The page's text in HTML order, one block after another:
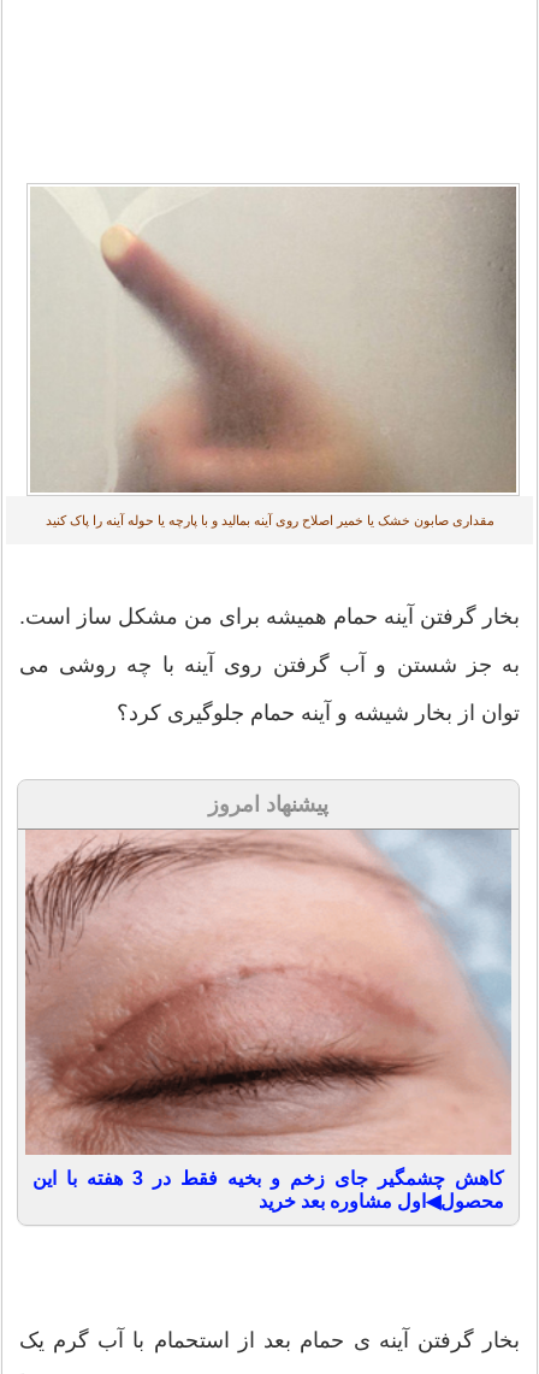
مقداری صابون خشک یا خمیر اصلاح روی آینه بمالید و با پارچه یا حوله آینه را پاک کنید
بخار گرفتن آینه حمام همیشه برای من مشکل ساز است.
به جز شستن و آب گرفتن روی آینه با چه روشی می
توان از بخار شیشه و آینه حمام جلوگیری کرد؟
پیشنهاد امروز
کاهش چشمگیر جای زخم و بخیه فقط در 3 هفته با این
محصول◀اول مشاوره بعد خرید
بخار گرفتن آینه ی حمام بعد از استحمام با آب گرم یک